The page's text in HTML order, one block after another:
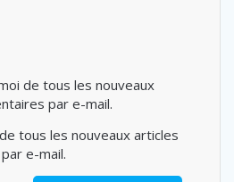
de tous les nouveaux
par e-mail.
tous les nouveaux articles
par e-mail.